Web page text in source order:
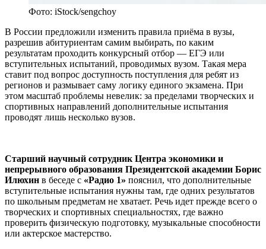
Фото: iStock/sengchoy
В России предложили изменить правила приёма в вузы,
разрешив абитуриентам самим выбирать, по каким
результатам проходить конкурсный отбор — ЕГЭ или
вступительных испытаний, проводимых вузом. Такая мера
ставит под вопрос доступность поступления для ребят из
регионов и размывает саму логику единого экзамена. При
этом масштаб проблемы невелик: за пределами творческих и
спортивных направлений дополнительные испытания
проводят лишь несколько вузов.
Старший научный сотрудник Центра экономики и
непрерывного образования Президентской академии Борис
Илюхин в беседе с «Радио 1» пояснил, что дополнительные
вступительные испытания нужны там, где одних результатов
по школьным предметам не хватает. Речь идет прежде всего о
творческих и спортивных специальностях, где важно
проверить физическую подготовку, музыкальные способности
или актерское мастерство.